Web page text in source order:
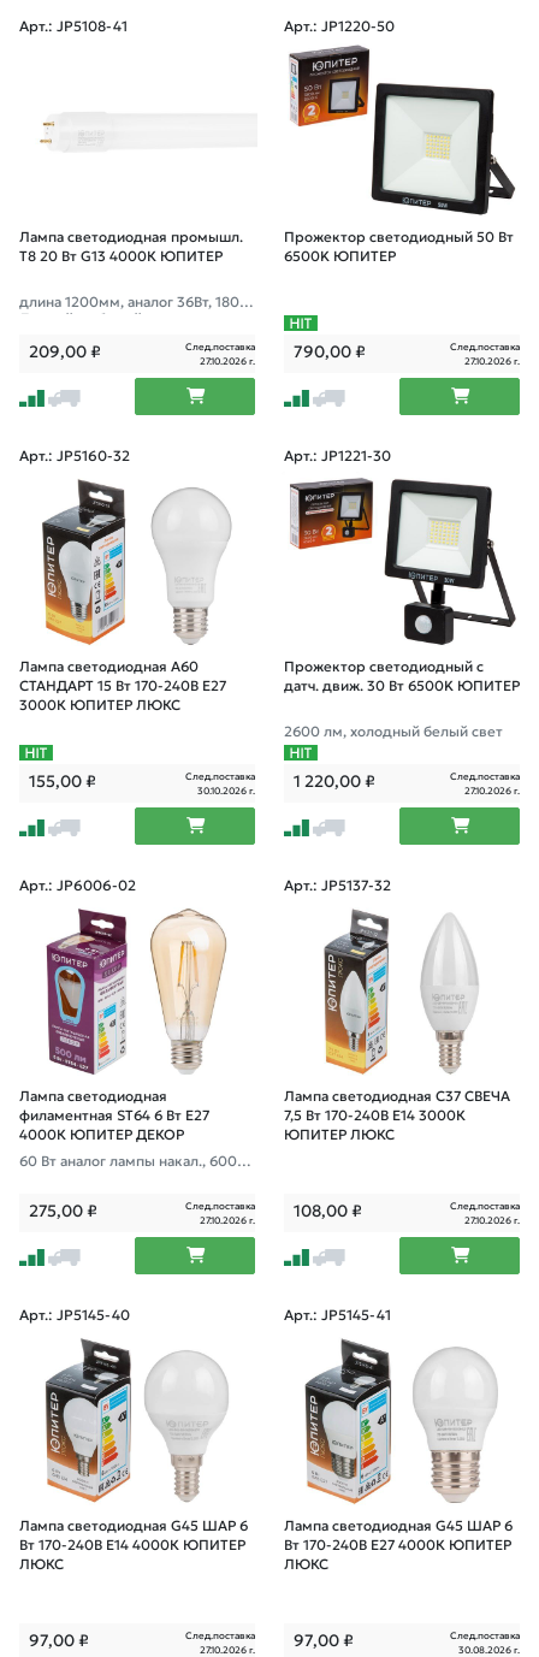
Арт.: JP5108-41
Лампа светодиодная промышл.
T8 20 Вт G13 4000К ЮПИТЕР
длина 1200мм, аналог 36Вт, 1800
Лм, нейтр. белый свет
209,00₽
След.поставка
27.10.2026 г.
Арт.: JP1220-50
Прожектор светодиодный 50 Вт
6500K ЮПИТЕР
790,00₽
След.поставка
27.10.2026 г.
Арт.: JP5160-32
Лампа светодиодная A60
СТАНДАРТ 15 Вт 170-240В E27
3000К ЮПИТЕР ЛЮКС
155,00₽
След.поставка
30.10.2026 г.
Арт.: JP1221-30
Прожектор светодиодный с
датч. движ. 30 Вт 6500K ЮПИТЕР
2600 лм, холодный белый свет
1 220,00₽
След.поставка
27.10.2026 г.
Арт.: JP6006-02
Лампа светодиодная
филаментная ST64 6 Вт E27
4000К ЮПИТЕР ДЕКОР
60 Вт аналог лампы накал., 600Л
275,00₽
След.поставка
27.10.2026 г.
Арт.: JP5137-32
Лампа светодиодная C37 СВЕЧА
7,5 Вт 170-240В E14 3000К
ЮПИТЕР ЛЮКС
108,00₽
След.поставка
27.10.2026 г.
Арт.: JP5145-40
Лампа светодиодная G45 ШАР 6
Вт 170-240В E14 4000К ЮПИТЕР
ЛЮКС
97,00₽
След.поставка
27.10.2026 г.
Арт.: JP5145-41
Лампа светодиодная G45 ШАР 6
Вт 170-240В E27 4000К ЮПИТЕР
ЛЮКС
97,00₽
След.поставка
30.08.2026 г.